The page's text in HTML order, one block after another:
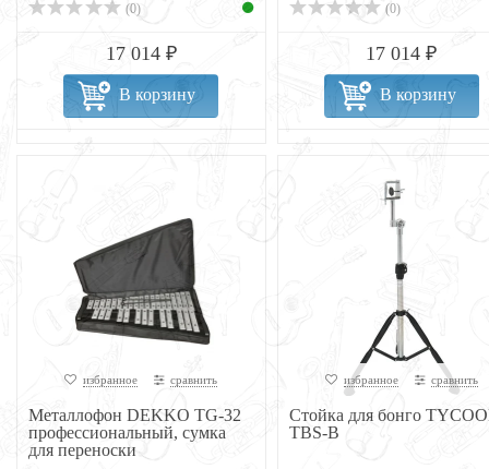
(0)
17 014 ₽
В корзину
(0)
17 014 ₽
В корзину
избранное сравнить
Металлофон DEKKO TG-32
профессиональный, сумка
для переноски
избранное сравнить
Стойка для бонго
TBS-B